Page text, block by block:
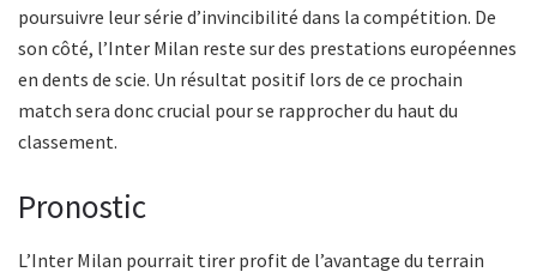
poursuivre leur série d’invincibilité dans la compétition. De
son côté, l’Inter Milan reste sur des prestations européennes
en dents de scie. Un résultat positif lors de ce prochain
match sera donc crucial pour se rapprocher du haut du
classement.
Pronostic
L’Inter Milan pourrait tirer profit de l’avantage du terrain